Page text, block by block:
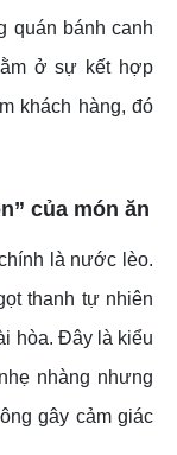
quán bánh canh
ở sự kết hợp
khách hàng, đó
của món ăn
là nước lèo.
thanh tự nhiên
hòa. Đây là kiểu
nhàng nhưng
gây cảm giác